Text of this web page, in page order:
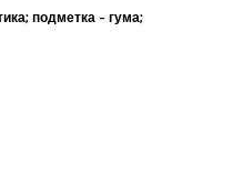
подметка - гума;